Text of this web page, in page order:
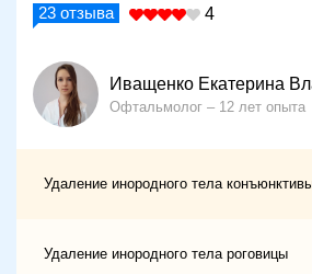
23 отзыва 4
Иващенко Екатерина
Офтальмолог 12 лет опыта
Удаление инородного тела
Удаление инородного тела роговицы